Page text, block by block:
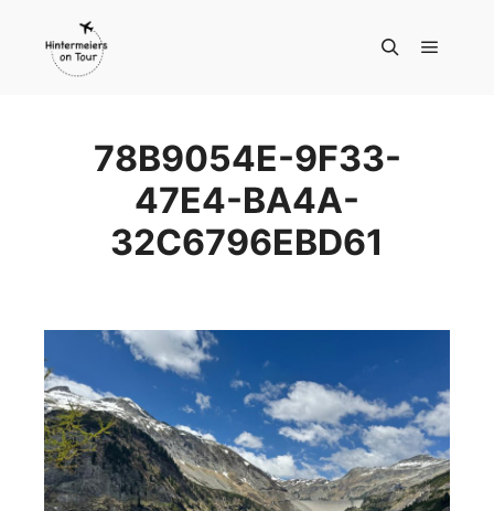
78B9054E-9F33-
47E4-BA4A-
32C6796EBD61